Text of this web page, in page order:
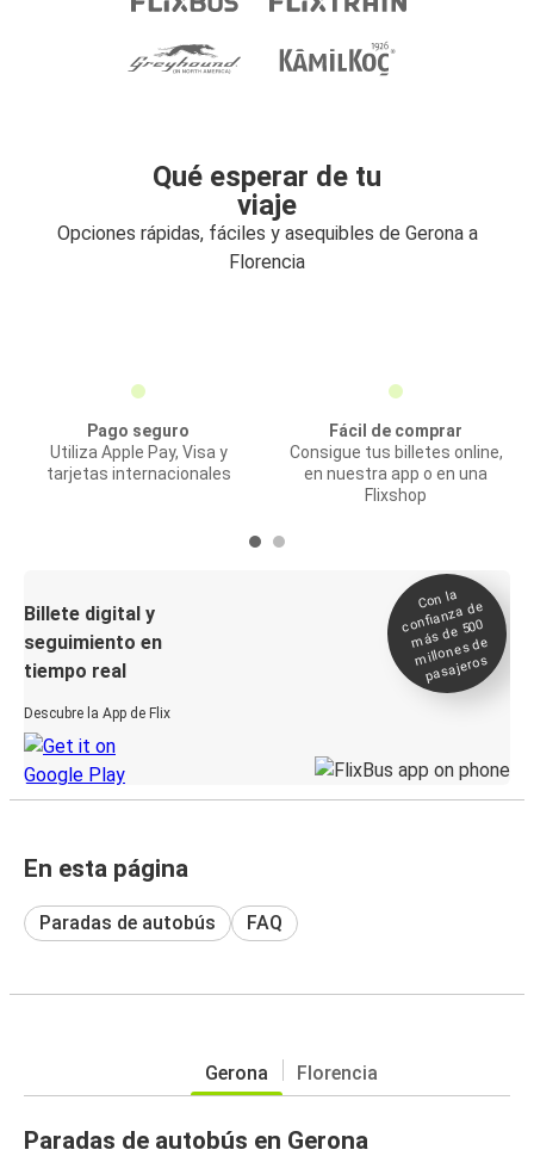
Qué esperar de tu
viaje
Opciones rápidas, fáciles y asequibles de Gerona a
Florencia
Pago seguro
Utiliza Apple Pay, Visa y
tarjetas internacionales
Fácil de comprar
Consigue tus billetes online,
en nuestra app o en una
Flixshop
Billete digital y
seguimiento en
tiempo real
Descubre la App de Flix
Con la
confianza de
más de 500
millones de
pasajeros
En esta página
Paradas de autobús FAQ
Gerona Florencia
Paradas de autobús en Gerona